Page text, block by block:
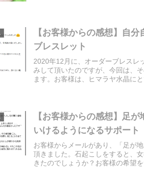
【お客様からの感想】自
ブレスレット
2020年12月に、オーダーブレスレ
みして頂いたのですが、今回は、
ます。お客様は、ヒマラヤ水晶に
【お客様からの感想】足
いけるようになるサポート
お客様からメールがあり、「足が
頂きました。石起こしをすると、
きたのでしょうか？お客様の希望